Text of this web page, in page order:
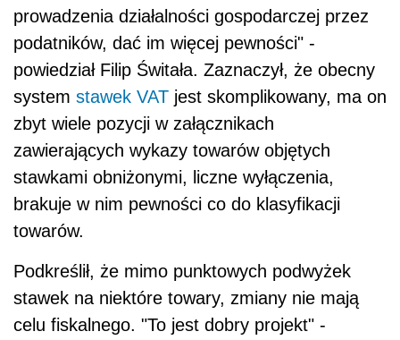
prowadzenia działalności gospodarczej przez
podatników, dać im więcej pewności" -
powiedział Filip Świtała. Zaznaczył, że obecny
system stawek VAT jest skomplikowany, ma on
zbyt wiele pozycji w załącznikach
zawierających wykazy towarów objętych
stawkami obniżonymi, liczne wyłączenia,
brakuje w nim pewności co do klasyfikacji
towarów.
Podkreślił, że mimo punktowych podwyżek
stawek na niektóre towary, zmiany nie mają
celu fiskalnego. "To jest dobry projekt" -